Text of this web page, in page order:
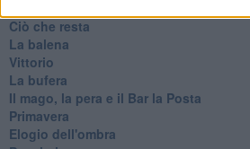
Ciò che resta
La balena
Vittorio
La bufera
Il mago, la pera e il Bar la Posta
Primavera
Elogio dell'ombra